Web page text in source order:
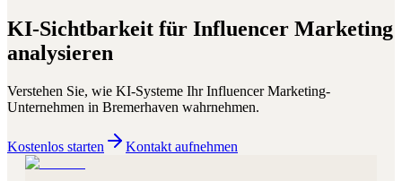
KI-Sichtbarkeit für Influencer Marketing
analysieren
Verstehen Sie, wie KI-Systeme IhrInfluencer Marketing-
Unternehmen in Bremerhaven wahrnehmen.
Kostenlos starten Kontakt aufnehmen